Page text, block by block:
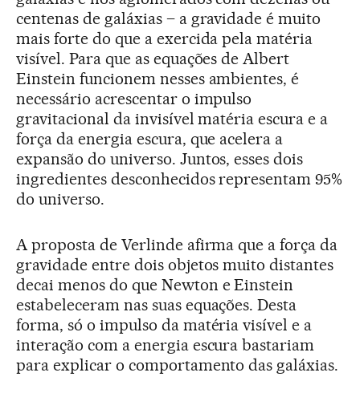
centenas de galáxias – a gravidade é muito
mais forte do que a exercida pela matéria
visível. Para que as equações de Albert
Einstein funcionem nesses ambientes, é
necessário acrescentar o impulso
gravitacional da invisível matéria escura e a
força da energia escura, que acelera a
expansão do universo. Juntos, esses dois
ingredientes desconhecidos representam 95%
do universo.
A proposta de Verlinde afirma que a força da
gravidade entre dois objetos muito distantes
decai menos do que Newton e Einstein
estabeleceram nas suas equações. Desta
forma, só o impulso da matéria visível e a
interação com a energia escura bastariam
para explicar o comportamento das galáxias.